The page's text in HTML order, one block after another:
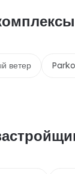
ветер